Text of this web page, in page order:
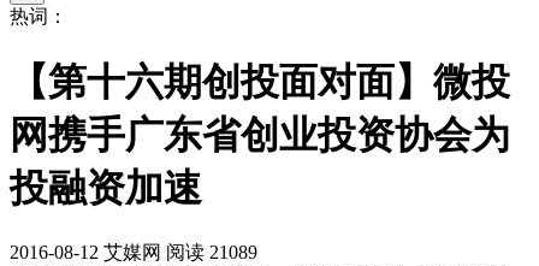
热词：
【第十六期创投面对面】微投
网携手广东省创业投资协会为
投融资加速
2016-08-12 艾媒网 阅读 21089